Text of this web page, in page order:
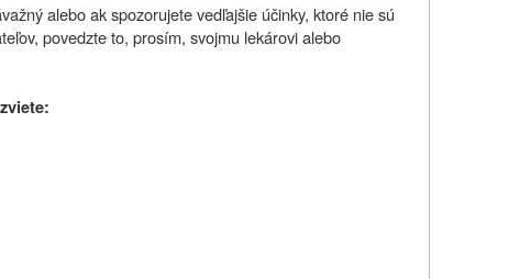
alebo ak spozorujete vedľajšie účinky, ktoré nie sú
povedzte to, prosím, svojmu lekárovi alebo